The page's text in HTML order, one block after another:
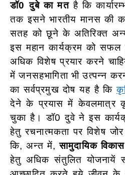
डॉ0 दुबे का मतहै कि
तक इसने भारतीय मानस की
सतह को छूने के अतिरिक्त
इस महान कार्यक्रम को
अधिक विशेष प्रयार करने
में जनसहभागिता भी उत्पन्न
का सर्वप्रमुख दोष यह है कि
देने के प्रयास में केवलमात्र
चुका है। डॉ0 दुवे ने इस
हेतु रचनात्मकता पर विशेष
कि, अन्त में,सामुदायिक विकास
हेतु अधिक संतुलित योजनायें